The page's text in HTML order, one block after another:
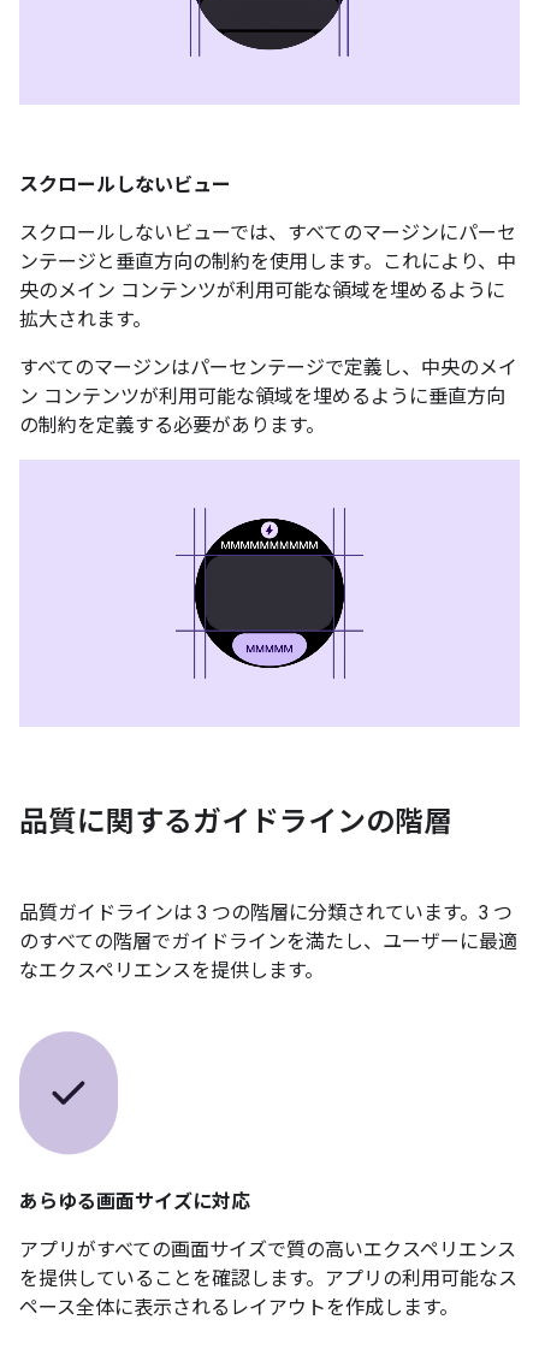
スクロールしないビュー
スクロールしないビューでは、すべてのマージンにパーセ
ンテージと垂直方向の制約を使用します。これにより、中
央のメイン コンテンツが利用可能な領域を埋めるように
拡大されます。
すべてのマージンはパーセンテージで定義し、中央のメイ
ン コンテンツが利用可能な領域を埋めるように垂直方向
の制約を定義する必要があります。
品質に関するガイドラインの階層
品質ガイドラインは 3 つの階層に分類されています。3 つ
のすべての階層でガイドラインを満たし、ユーザーに最適
なエクスペリエンスを提供します。
あらゆる画面サイズに対応
アプリがすべての画面サイズで質の高いエクスペリエンス
を提供していることを確認します。アプリの利用可能なス
ペース全体に表示されるレイアウトを作成します。